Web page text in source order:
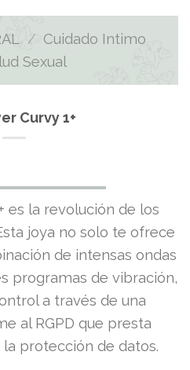
/ Cuidado Intimo
Sexual
Curvy 1+
El
precio
original
era:
24,95€.
El
precio
actual
es:
17,47€.
es la revolución de los
joya no solo te ofrece
de intensas ondas
programas de vibración,
a través de una
al RGPD que presta
protección de datos.